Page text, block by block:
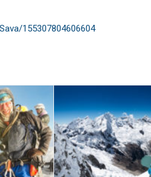
155307804606604